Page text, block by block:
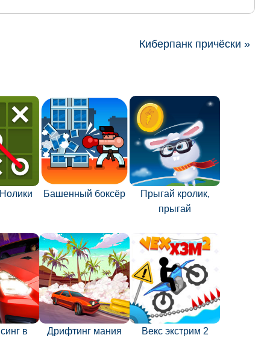
Киберпанк причёски »
Башенный боксёр
Прыгай кролик,
прыгай
в Дрифтинг мания Векс экстрим 2